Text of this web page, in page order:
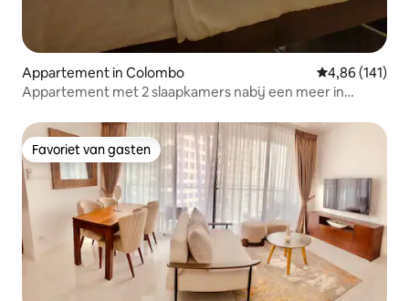
Appartement in Colombo Gemiddelde
4,86 (141)
Appartement met 2 slaapkamers nabij een meer in
Favoriet van gasten
Favoriet van gasten